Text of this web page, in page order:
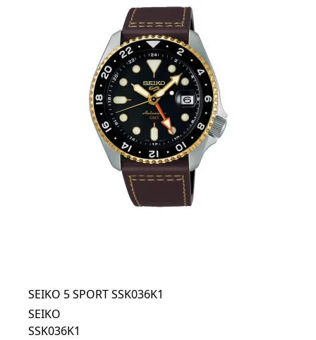
SEIKO 5 SPORT SSK036K1
SEIKO
SSK036K1